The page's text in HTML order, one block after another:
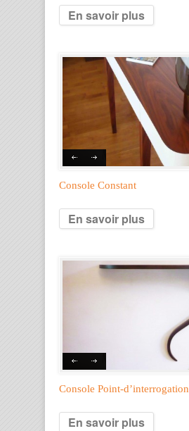
En savoir plus
Console Constant
En savoir plus
Console Point-d’interrogation
En savoir plus